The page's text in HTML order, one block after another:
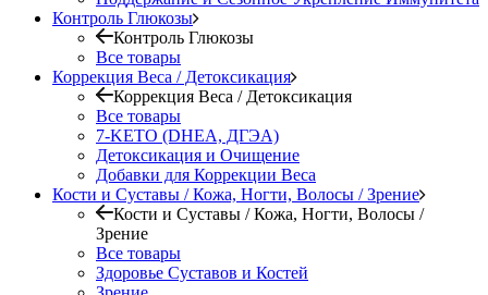
Контроль Глюкозы
Контроль Глюкозы
Все товары
Коррекция Веса / Детоксикация
Коррекция Веса / Детоксикация
Все товары
7-KETO (DHEA, ДГЭА)
Детоксикация и Очищение
Добавки для Коррекции Веса
Кости и Суставы / Кожа, Ногти, Волосы / Зрение
Кости и Суставы / Кожа, Ногти, Волосы /
Зрение
Все товары
Здоровье Суставов и Костей